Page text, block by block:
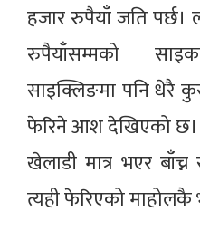
हजार रुपैयाँ जति
रुपैयाँसम्मको
साइक्लिङमा पनि धेरै
फेरिने आश देखिएको छ।
खेलाडी मात्र भएर
त्यही फेरिएको माहोलकै